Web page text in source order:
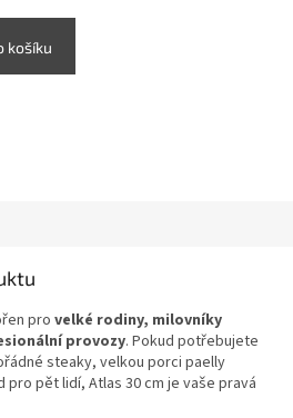
košíku
pro velké rodiny, milovníky
provozy. Pokud potřebujete
steaky, velkou porci paelly
pět lidí, Atlas 30 cm je vaše pravá